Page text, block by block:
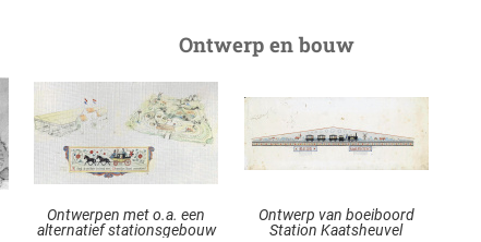
Ontwerp en bouw
Ontwerpen met o.a. een
alternatief stationsgebouw
Ontwerp van boeiboord
Station Kaatsheuvel